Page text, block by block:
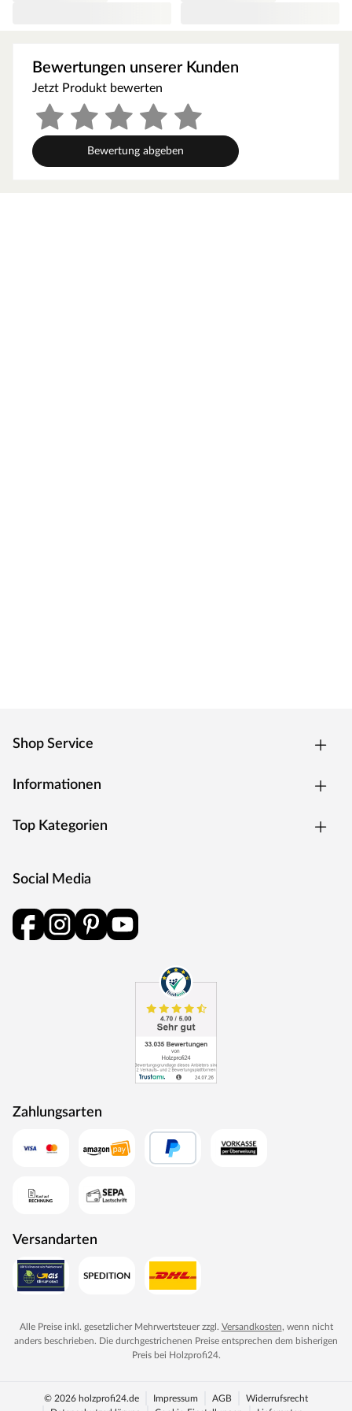
Bewertungen unserer Kunden
Jetzt Produkt bewerten
Bewertung abgeben
Shop Service
Informationen
Top Kategorien
Social Media
Zahlungsarten
Versandarten
Alle Preise inkl. gesetzlicher Mehrwertsteuer zzgl. Versandkosten, wenn nicht
anders beschrieben. Die durchgestrichenen Preise entsprechen dem bisherigen
Preis bei Holzprofi24.
© 2026 holzprofi24.de Impressum AGB
Widerrufsrecht